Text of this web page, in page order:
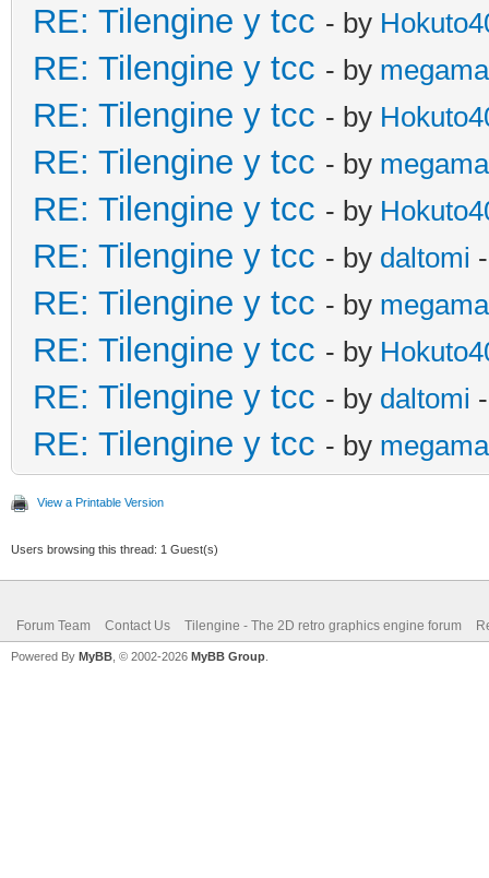
RE: Tilengine y tcc - by
RE: Tilengine y tcc - by
RE: Tilengine y tcc - by
RE: Tilengine y tcc - by
RE: Tilengine y tcc - by
RE: Tilengine y tcc - by daltomi
RE: Tilengine y tcc - by
RE: Tilengine y tcc - by
RE: Tilengine y tcc - by daltomi
RE: Tilengine y tcc - by
View a Printable Version
Users browsing this thread: 1 Guest(s)
Forum Team Contact Us Tilengine - The 2D retro graphics engine forum
Powered By MyBB , © 2002-2026 MyBB Group